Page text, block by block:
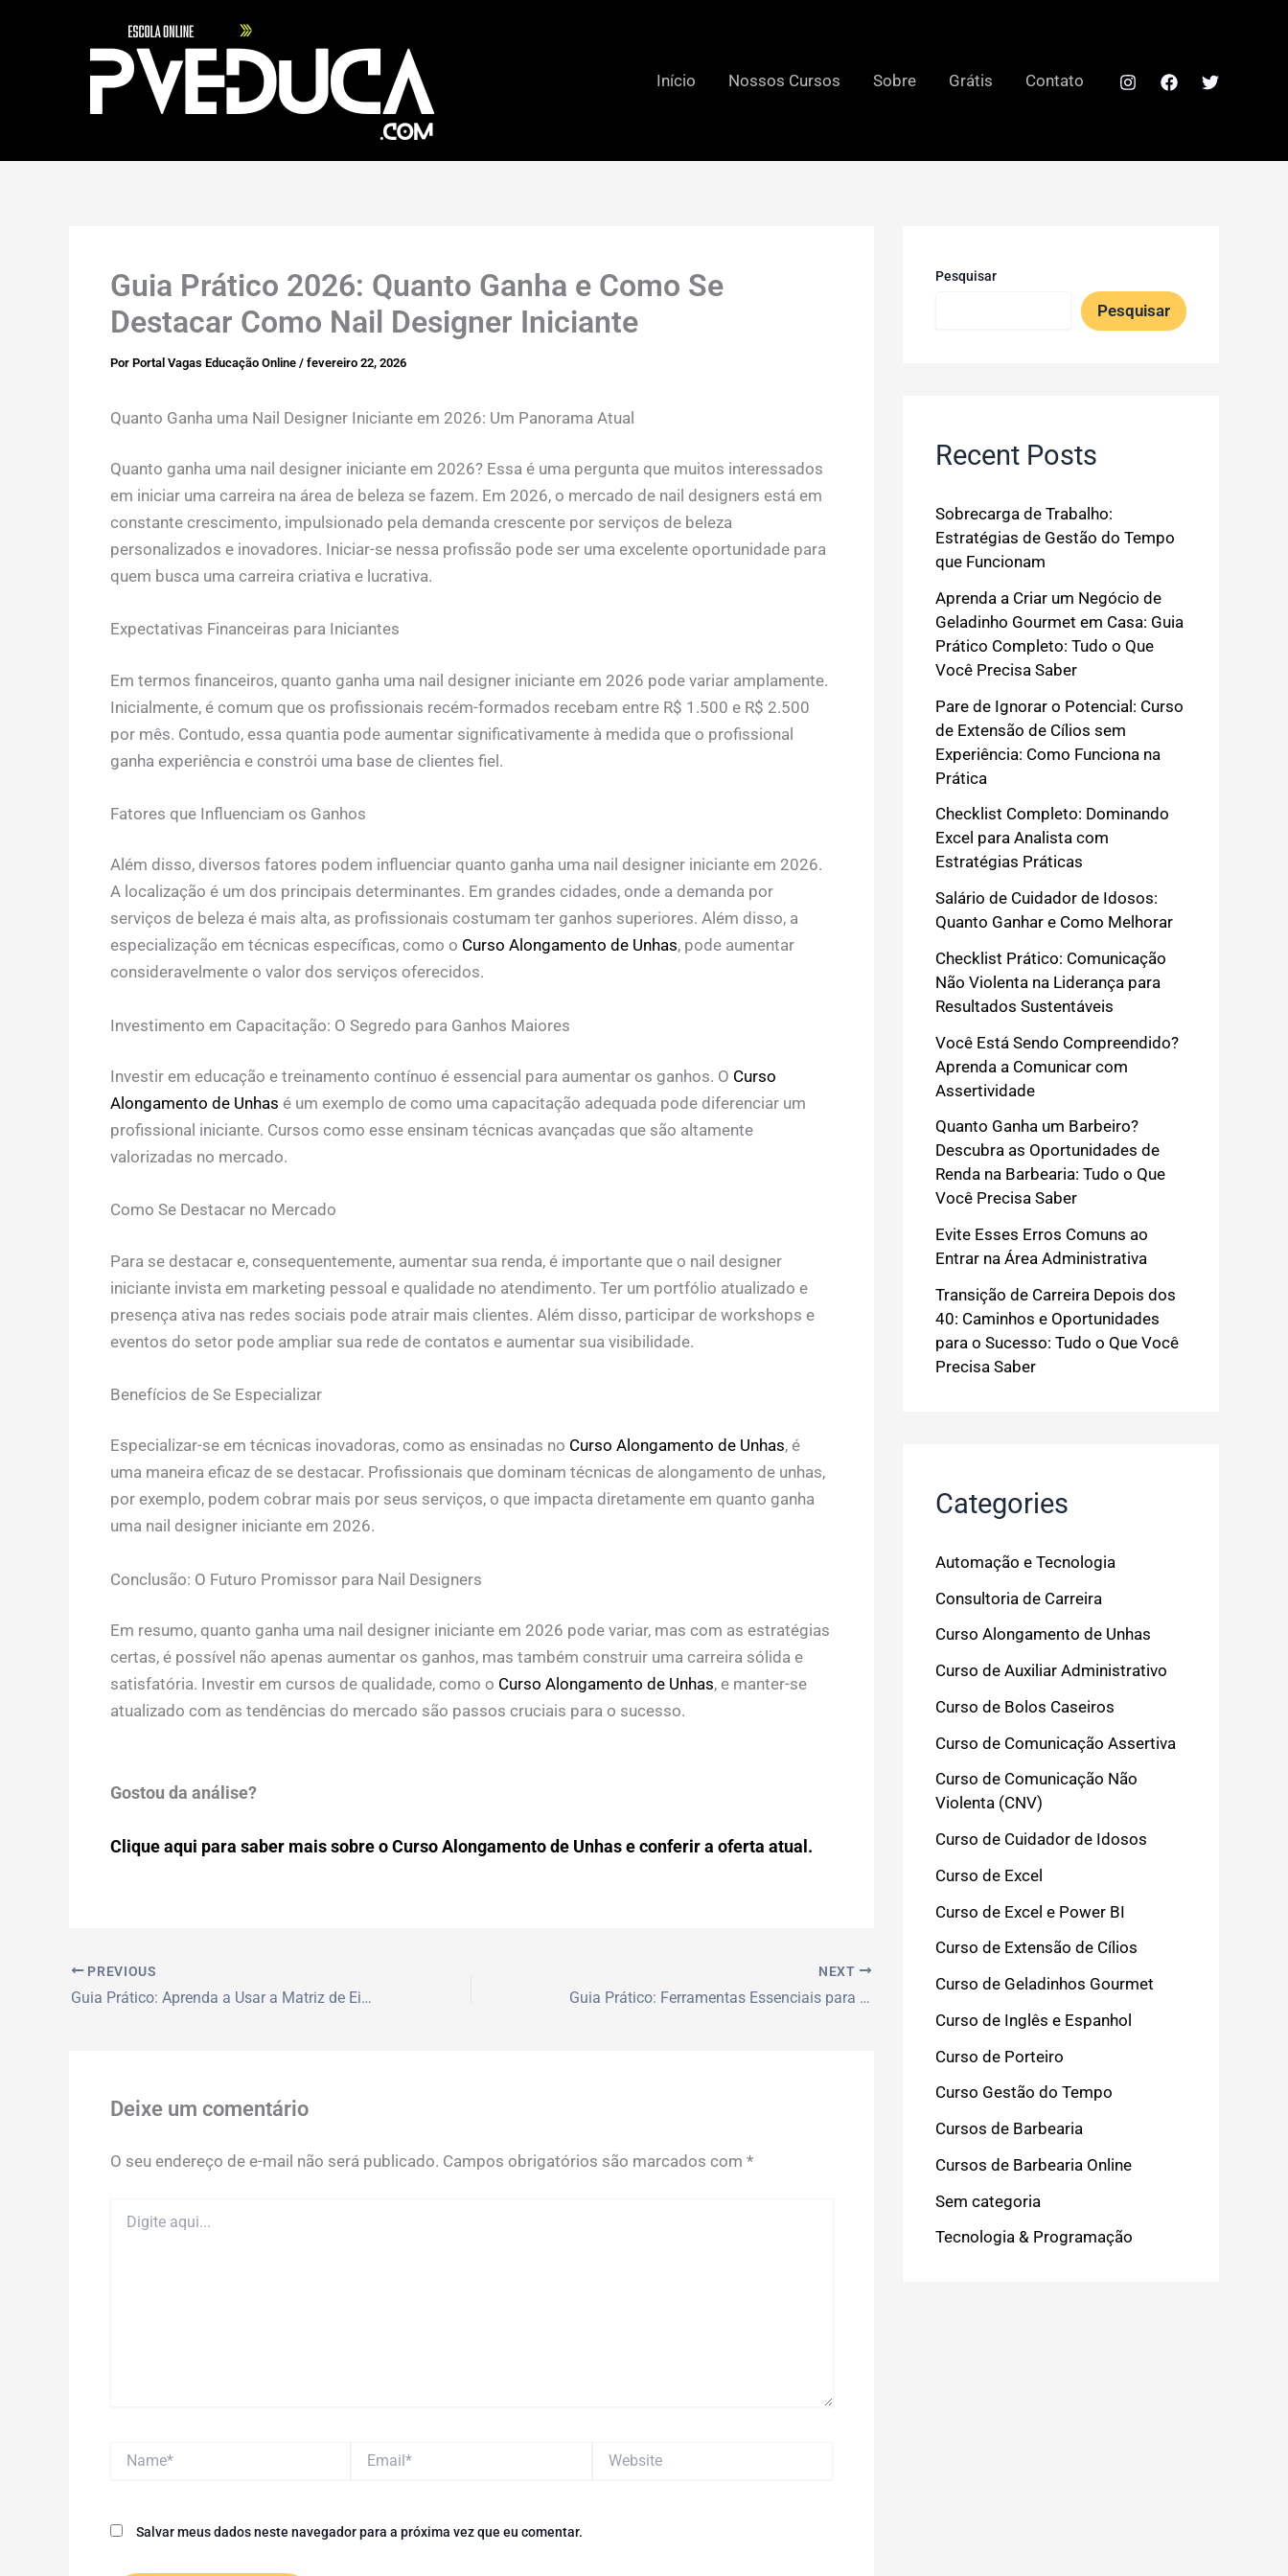
Início Nossos Cursos Sobre Grátis Contato
Guia Prático 2026: Quanto Ganha e Como Se
Destacar Como Nail Designer Iniciante
Por Portal Vagas Educação Online / fevereiro 22, 2026
Quanto Ganha uma Nail Designer Iniciante em 2026: Um Panorama Atual
Quanto ganha uma nail designer iniciante em 2026? Essa é uma pergunta que muitos interessados
em iniciar uma carreira na área de beleza se fazem. Em 2026, o mercado de nail designers está em
constante crescimento, impulsionado pela demanda crescente por serviços de beleza
personalizados e inovadores. Iniciar-se nessa profissão pode ser uma excelente oportunidade para
quem busca uma carreira criativa e lucrativa.
Expectativas Financeiras para Iniciantes
Em termos financeiros, quanto ganha uma nail designer iniciante em 2026 pode variar amplamente.
Inicialmente, é comum que os profissionais recém-formados recebam entre R$ 1.500 e R$ 2.500
por mês. Contudo, essa quantia pode aumentar significativamente à medida que o profissional
ganha experiência e constrói uma base de clientes fiel.
Fatores que Influenciam os Ganhos
Além disso, diversos fatores podem influenciar quanto ganha uma nail designer iniciante em 2026.
A localização é um dos principais determinantes. Em grandes cidades, onde a demanda por
serviços de beleza é mais alta, as profissionais costumam ter ganhos superiores. Além disso, a
especialização em técnicas específicas, como o Curso Alongamento de Unhas, pode aumentar
consideravelmente o valor dos serviços oferecidos.
Investimento em Capacitação: O Segredo para Ganhos Maiores
Investir em educação e treinamento contínuo é essencial para aumentar os ganhos. O Curso
Alongamento de Unhas é um exemplo de como uma capacitação adequada pode diferenciar um
profissional iniciante. Cursos como esse ensinam técnicas avançadas que são altamente
valorizadas no mercado.
Como Se Destacar no Mercado
Para se destacar e, consequentemente, aumentar sua renda, é importante que o nail designer
iniciante invista em marketing pessoal e qualidade no atendimento. Ter um portfólio atualizado e
presença ativa nas redes sociais pode atrair mais clientes. Além disso, participar de workshops e
eventos do setor pode ampliar sua rede de contatos e aumentar sua visibilidade.
Benefícios de Se Especializar
Especializar-se em técnicas inovadoras, como as ensinadas no Curso Alongamento de Unhas, é
uma maneira eficaz de se destacar. Profissionais que dominam técnicas de alongamento de unhas,
por exemplo, podem cobrar mais por seus serviços, o que impacta diretamente em quanto ganha
uma nail designer iniciante em 2026.
Conclusão: O Futuro Promissor para Nail Designers
Em resumo, quanto ganha uma nail designer iniciante em 2026 pode variar, mas com as estratégias
certas, é possível não apenas aumentar os ganhos, mas também construir uma carreira sólida e
satisfatória. Investir em cursos de qualidade, como o Curso Alongamento de Unhas, e manter-se
atualizado com as tendências do mercado são passos cruciais para o sucesso.
Gostou da análise?
Clique aqui para saber mais sobre o Curso Alongamento de Unhas e conferir a oferta atual.
PREVIOUS
Guia Prático: Aprenda a Usar a Matriz de Eisenhower para Otimizar Seu Tempo
NEXT
Guia Prático: Ferramentas Essenciais para Confeitaria Caseira em 2026
Deixe um comentário
O seu endereço de e-mail não será publicado. Campos obrigatórios são marcados com *
aqui...
Salvar meus dados neste navegador para a próxima vez que eu comentar.
Pesquisar
Pesquisar
Recent Posts
Sobrecarga de Trabalho:
Estratégias de Gestão do Tempo
que Funcionam
Aprenda a Criar um Negócio de
Geladinho Gourmet em Casa: Guia
Prático Completo: Tudo o Que
Você Precisa Saber
Pare de Ignorar o Potencial: Curso
de Extensão de Cílios sem
Experiência: Como Funciona na
Prática
Checklist Completo: Dominando
Excel para Analista com
Estratégias Práticas
Salário de Cuidador de Idosos:
Quanto Ganhar e Como Melhorar
Checklist Prático: Comunicação
Não Violenta na Liderança para
Resultados Sustentáveis
Você Está Sendo Compreendido?
Aprenda a Comunicar com
Assertividade
Quanto Ganha um Barbeiro?
Descubra as Oportunidades de
Renda na Barbearia: Tudo o Que
Você Precisa Saber
Evite Esses Erros Comuns ao
Entrar na Área Administrativa
Transição de Carreira Depois dos
40: Caminhos e Oportunidades
para o Sucesso: Tudo o Que Você
Precisa Saber
Categories
Automação e Tecnologia
Consultoria de Carreira
Curso Alongamento de Unhas
Curso de Auxiliar Administrativo
Curso de Bolos Caseiros
Curso de Comunicação Assertiva
Curso de Comunicação Não
Violenta (CNV)
Curso de Cuidador de Idosos
Curso de Excel
Curso de Excel e Power BI
Curso de Extensão de Cílios
Curso de Geladinhos Gourmet
Curso de Inglês e Espanhol
Curso de Porteiro
Curso Gestão do Tempo
Cursos de Barbearia
Cursos de Barbearia Online
Sem categoria
Tecnologia & Programação